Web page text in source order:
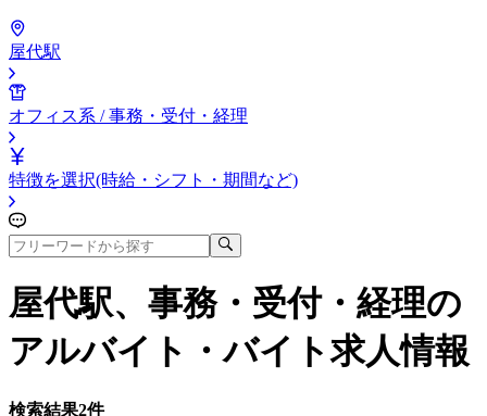
屋代駅
オフィス系 / 事務・受付・経理
特徴を選択(時給・シフト・期間など)
屋代駅、事務・受付・経理の
アルバイト・バイト求人情報
検索結果2件